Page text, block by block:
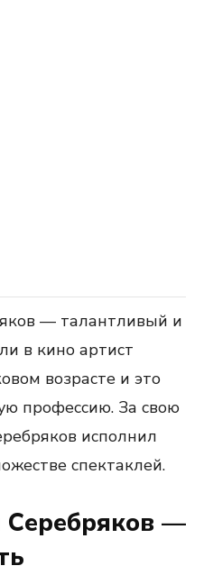
— талантливый и
в кино артист
возрасте и это
профессию. За свою
исполнил
спектаклей.
Серебряков —